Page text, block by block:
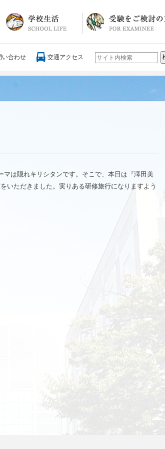
行事・イベント
部活動
ボランティア
サレジアンエピソード
サレジオの日々(ブログ) 学校説明会・イベント一覧
入試要項・入試結果
Q&A
お問い合わせ
学校案内パンフレット
い合わせ 交通アクセス
は隠れキリシタンです。そこで、本日は『澤田美
いただきました。実りある研修旅行になりますよう